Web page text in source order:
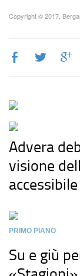
Copyright © 2017,
Advera
visione
accessibile
PRIMO PIANO
Su e giù